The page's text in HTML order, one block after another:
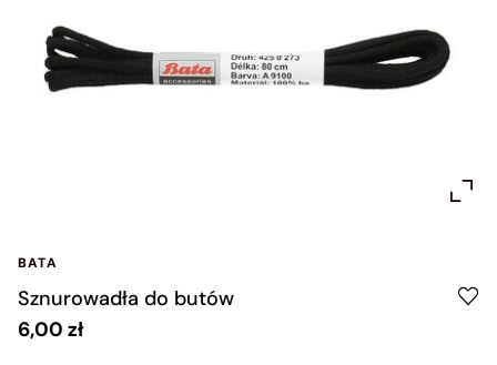
BATA
Sznurowadła do butów
6,00 zł